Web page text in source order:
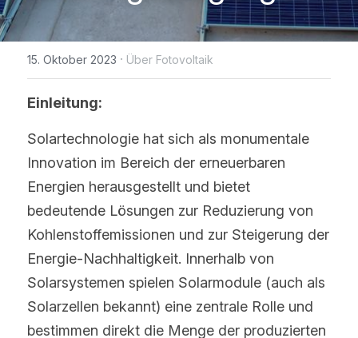
IBC Solarmodul-Technologie
Bifaciale Solarmodul-Technologi
1/3-Cut Solarmodul-Technolog
Halbzellen-Solarmodul-Technolog
Zeitlich begrenzte Aktion
Broschüre
Photovoltaik Technologie Neuigk
Maysun Solar Nachrichten
Neue Photovoltaik-Politik
PV Preistrend
Kontaktieren Sie uns
Treten der Facebook-Gruppe bei
WhatsApp
15. Oktober 2023 · Über Fotovoltaik
Einleitung:
Solartechnologie hat sich als monumentale
Innovation im Bereich der erneuerbaren
Energien herausgestellt und bietet
bedeutende Lösungen zur Reduzierung von
Kohlenstoffemissionen und zur Steigerung der
Energie-Nachhaltigkeit. Innerhalb von
Solarsystemen spielen Solarmodule (auch als
Solarzellen bekannt) eine zentrale Rolle und
bestimmen direkt die Menge der produzierten